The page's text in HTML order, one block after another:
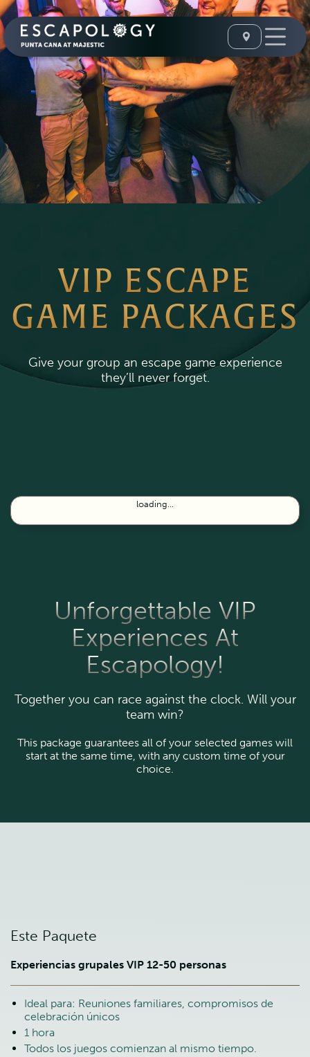
VIP ESCAPE
GAME PACKAGES
Give your group an escape game experience
they’ll never forget.
loading...
Unforgettable VIP
Experiences At
Escapology!
Together you can race against the clock. Will your
team win?
This package guarantees all of your selected games will
start at the same time, with any custom time of your
choice.
Este Paquete
Experiencias grupales VIP 12-50 personas
Ideal para: Reuniones familiares, compromisos de
celebración únicos
1 hora
Todos los juegos comienzan al mismo tiempo.